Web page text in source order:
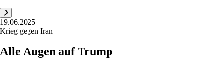
19.06.2025
Krieg gegen Iran
Alle Augen auf Trump